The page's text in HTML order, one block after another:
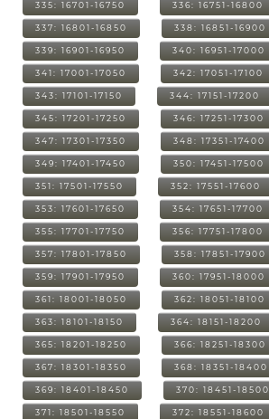
335: 16701-16750 336: 16751-16800
337: 16801-16850 338: 16851-16900
339: 16901-16950 340: 16951-17000
341: 17001-17050 342: 17051-17100
343: 17101-17150 344: 17151-17200
345: 17201-17250 346: 17251-17300
347: 17301-17350 348: 17351-17400
349: 17401-17450 350: 17451-17500
351: 17501-17550 352: 17551-17600
353: 17601-17650 354: 17651-17700
355: 17701-17750 356: 17751-17800
357: 17801-17850 358: 17851-17900
359: 17901-17950 360: 17951-18000
361: 18001-18050 362: 18051-18100
363: 18101-18150 364: 18151-18200
365: 18201-18250 366: 18251-18300
367: 18301-18350 368: 18351-18400
369: 18401-18450 370: 18451-18500
371: 18501-18550 372: 18551-18600